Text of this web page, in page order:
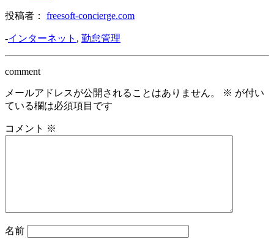
投稿者： freesoft-concierge.com
-インターネット , 勤怠管理
comment
メールアドレスが公開されることはありません。 ※ が付い
ている欄は必須項目です
コメント ※
名前